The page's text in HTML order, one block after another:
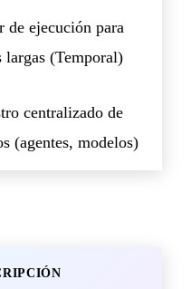
de ejecución para
largas (Temporal)
centralizado de
(agentes, modelos)